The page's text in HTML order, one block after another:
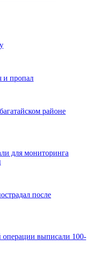
и пропал
районе
для мониторинга
после
выписали 100-